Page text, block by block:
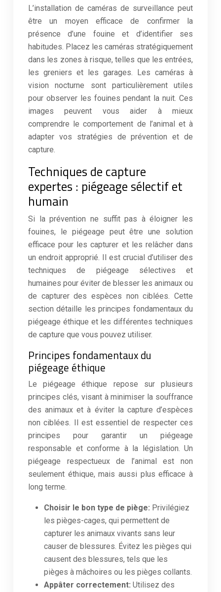
L’installation de caméras de surveillance peut
être un moyen efficace de confirmer la
présence d’une fouine et d’identifier ses
habitudes. Placez les caméras stratégiquement
dans les zones à risque, telles que les entrées,
les greniers et les garages. Les caméras à
vision nocturne sont particulièrement utiles
pour observer les fouines pendant la nuit. Ces
images peuvent vous aider à mieux
comprendre le comportement de l’animal et à
adapter vos stratégies de prévention et de
capture.
Techniques de capture
expertes : piégeage sélectif et
humain
Si la prévention ne suffit pas à éloigner les
fouines, le piégeage peut être une solution
efficace pour les capturer et les relâcher dans
un endroit approprié. Il est crucial d’utiliser des
techniques de piégeage sélectives et
humaines pour éviter de blesser les animaux ou
de capturer des espèces non ciblées. Cette
section détaille les principes fondamentaux du
piégeage éthique et les différentes techniques
de capture que vous pouvez utiliser.
Principes fondamentaux du
piégeage éthique
Le piégeage éthique repose sur plusieurs
principes clés, visant à minimiser la souffrance
des animaux et à éviter la capture d’espèces
non ciblées. Il est essentiel de respecter ces
principes pour garantir un piégeage
responsable et conforme à la législation. Un
piégeage respectueux de l’animal est non
seulement éthique, mais aussi plus efficace à
long terme.
Choisir le bon type de piège: Privilégiez
les pièges-cages, qui permettent de
capturer les animaux vivants sans leur
causer de blessures. Évitez les pièges qui
causent des blessures, tels que les
pièges à mâchoires ou les pièges collants.
Appâter correctement: Utilisez des